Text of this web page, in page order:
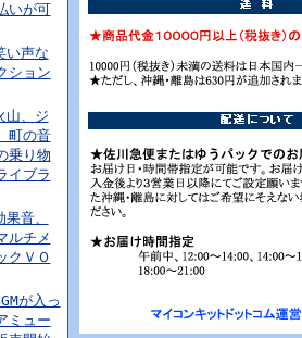
いが可
い声な
ション
山、ジ
町の音
乗り物
イブラ
音、
ルチメ
クＶＯ
が入っ
ミュー